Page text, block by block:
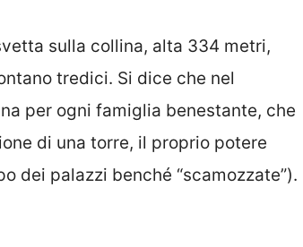
sulla collina, alta 334 metri,
tredici. Si dice che nel
per ogni famiglia benestante, che
di una torre, il proprio potere
dei palazzi benché “scamozzate”).